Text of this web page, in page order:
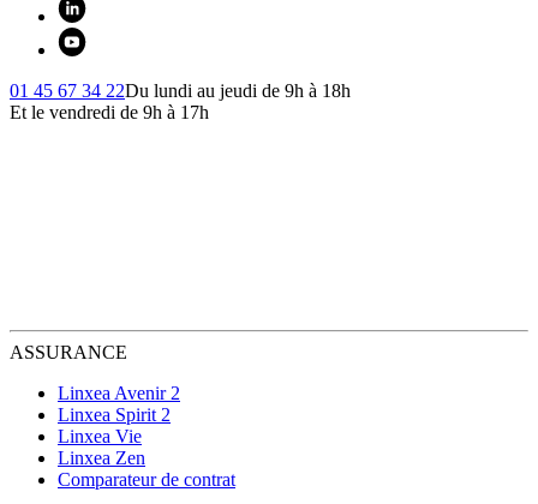
01 45 67 34 22Du lundi au jeudi de 9h à 18h
Et le vendredi de 9h à 17h
ASSURANCE
Linxea Avenir 2
Linxea Spirit 2
Linxea Vie
Linxea Zen
Comparateur de contrat